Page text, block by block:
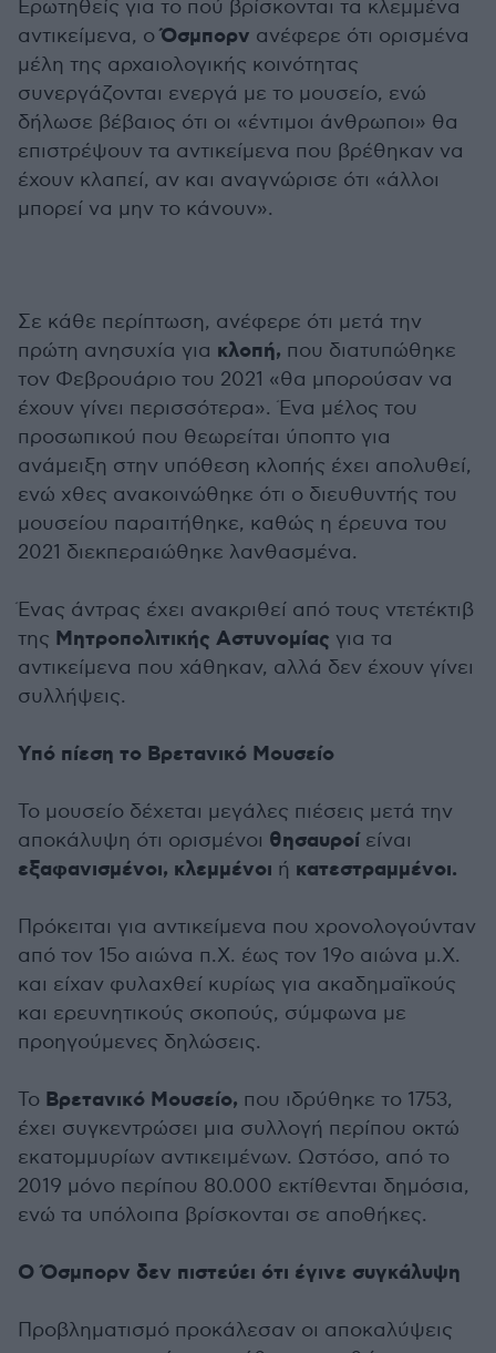
Ερωτηθείς για το πού βρίσκονται τα κλεμμένα
αντικείμενα, οΌσμπορν ανέφερε ότι ορισμένα
μέλη της αρχαιολογικής κοινότητας
συνεργάζονται ενεργά με το μουσείο, ενώ
δήλωσε βέβαιος ότι οι «έντιμοι άνθρωποι» θα
επιστρέψουν τα αντικείμενα που βρέθηκαν να
έχουν κλαπεί, αν και αναγνώρισε ότι «άλλοι
μπορεί να μην το κάνουν».
Σε κάθε περίπτωση, ανέφερε ότι μετά την
πρώτη ανησυχία για κλοπή, που διατυπώθηκε
τον Φεβρουάριο του 2021 «θα μπορούσαν να
έχουν γίνει περισσότερα». Ένα μέλος του
προσωπικού που θεωρείται ύποπτο για
ανάμειξη στην υπόθεση κλοπής έχει απολυθεί,
ενώ χθες ανακοινώθηκε ότι ο διευθυντής του
μουσείου παραιτήθηκε, καθώς η έρευνα του
2021 διεκπεραιώθηκε λανθασμένα.
Ένας άντρας έχει ανακριθεί από τους ντετέκτιβ
της Μητροπολιτικής Αστυνομίας για τα
αντικείμενα που χάθηκαν, αλλά δεν έχουν γίνει
συλλήψεις.
Υπό πίεση το Βρετανικό Μουσείο
Το μουσείο δέχεται μεγάλες πιέσεις μετά την
αποκάλυψη ότι ορισμένοι θησαυροίείναι
εξαφανισμένοι, κλεμμένοι ή κατεστραμμένοι.
Πρόκειται για αντικείμενα που χρονολογούνταν
από τον 15ο αιώνα π.Χ. έως τον 19ο αιώνα μ.Χ.
και είχαν φυλαχθεί κυρίως για ακαδημαϊκούς
και ερευνητικούς σκοπούς, σύμφωνα με
προηγούμενες δηλώσεις.
Το Βρετανικό Μουσείο, που ιδρύθηκε το 1753,
έχει συγκεντρώσει μια συλλογή περίπου οκτώ
εκατομμυρίων αντικειμένων. Ωστόσο, από το
2019 μόνο περίπου 80.000 εκτίθενται δημόσια,
ενώ τα υπόλοιπα βρίσκονται σε αποθήκες.
Ο Όσμπορν δεν πιστεύει ότι έγινε συγκάλυψη
Προβληματισμό προκάλεσαν οι αποκαλύψεις